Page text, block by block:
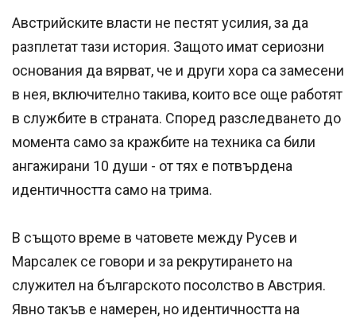
Австрийските власти не пестят усилия, за да
разплетат тази история. Защото имат сериозни
основания да вярват, че и други хора са замесени
в нея, включително такива, които все още работят
в службите в страната. Според разследването до
момента само за кражбите на техника са били
ангажирани 10 души - от тях е потвърдена
идентичността само на трима.
В същото време в чатовете между Русев и
Марсалек се говори и за рекрутирането на
служител на българското посолство в Австрия.
Явно такъв е намерен, но идентичността на